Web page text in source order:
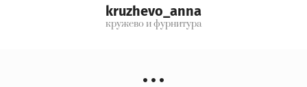
kruzhevo_anna
кружево и фурнитура